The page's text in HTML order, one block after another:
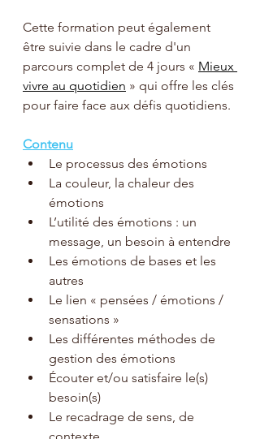
Cette formation peut également
être suivie dans le cadre d'un
parcours complet de 4 jours « Mieux
vivre au quotidien » qui offre les clés
pour faire face aux défis quotidiens.
Contenu
Le processus des émotions
La couleur, la chaleur des
émotions
L’utilité des émotions : un
message, un besoin à entendre
Les émotions de bases et les
autres
Le lien « pensées / émotions /
sensations »
Les différentes méthodes de
gestion des émotions
Écouter et/ou satisfaire le(s)
besoin(s)
Le recadrage de sens, de
contexte